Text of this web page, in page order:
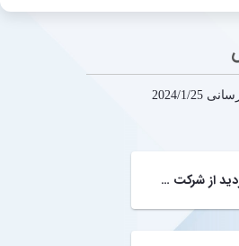
1/25
بازدید از شرکت سحر آذرماه 1404